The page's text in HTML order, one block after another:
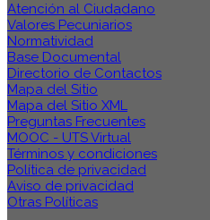
Atención al Ciudadano
Valores Pecuniarios
Normatividad
Base Documental
Directorio de Contactos
Mapa del Sitio
Mapa del Sitio XML
Preguntas Frecuentes
MOOC - UTS Virtual
Términos y condiciones
Política de privacidad
Aviso de privacidad
Otras Políticas